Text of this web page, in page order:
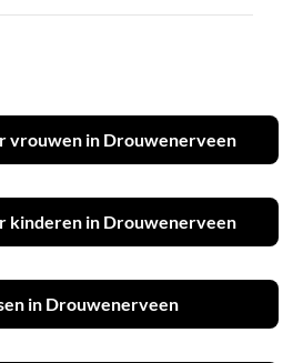
vrouwen in Drouwenerveen
kinderen in Drouwenerveen
in Drouwenerveen